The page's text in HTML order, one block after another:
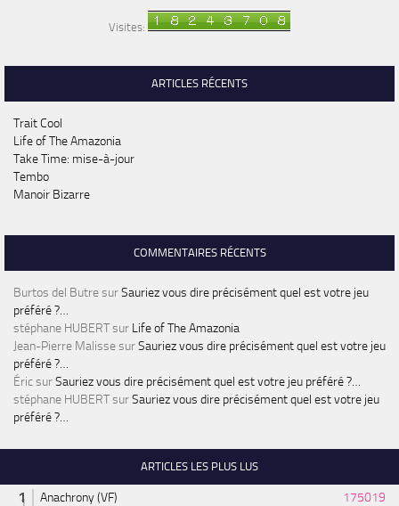
Visites:
ARTICLES RÉCENTS
Trait Cool
Life of The Amazonia
Take Time: mise-à-jour
Tembo
Manoir Bizarre
COMMENTAIRES RÉCENTS
Burtos del ButresurSauriez vous dire précisément quel est votre jeu
préféré ?…
stéphane HUBERTsur Life of The Amazonia
Jean-Pierre MalissesurSauriez vous dire précisément quel est votre jeu
préféré ?…
ÉricsurSauriez vous dire précisément quel est votre jeu préféré ?…
stéphane HUBERTsurSauriez vous dire précisément quel est votre jeu
préféré ?…
ARTICLES LES PLUS LUS
Anachrony (VF)
175019